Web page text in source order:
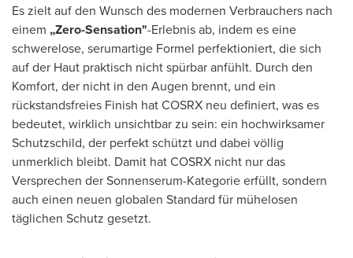
Es zielt auf den Wunsch des modernen Verbrauchers nach
einem „Zero-Sensation"-Erlebnis ab, indem es eine
schwerelose, serumartige Formel perfektioniert, die sich
auf der Haut praktisch nicht spürbar anfühlt. Durch den
Komfort, der nicht in den Augen brennt, und ein
rückstandsfreies Finish hat COSRX neu definiert, was es
bedeutet, wirklich unsichtbar zu sein: ein hochwirksamer
Schutzschild, der perfekt schützt und dabei völlig
unmerklich bleibt. Damit hat COSRX nicht nur das
Versprechen der Sonnenserum-Kategorie erfüllt, sondern
auch einen neuen globalen Standard für mühelosen
täglichen Schutz gesetzt.